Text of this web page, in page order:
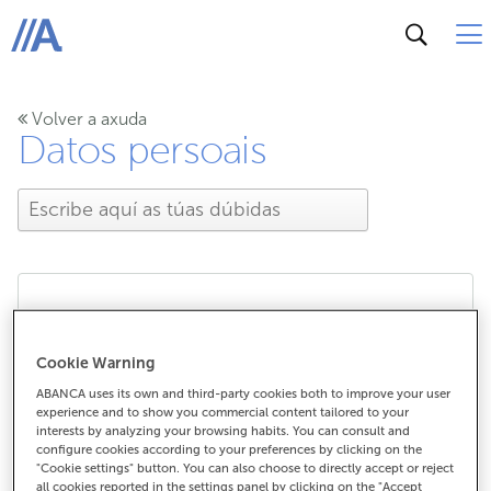
ABANCA
Volver a axuda
Datos persoais
tratamento dos meus
datos persoais?
Cookie Warning
ABANCA uses its own and third-party cookies both to improve your user
experience and to show you commercial content tailored to your
interests by analyzing your browsing habits. You can consult and
configure cookies according to your preferences by clicking on the
"Cookie settings" button. You can also choose to directly accept or reject
all cookies reported in the settings panel by clicking on the "Accept